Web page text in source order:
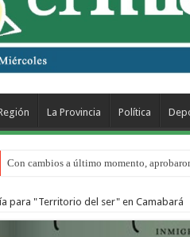
La Provincia Política
Con cambios a último momento,
Adopción en Entre Ríos: el 35% de los
para "Territorio del ser" en Camabará